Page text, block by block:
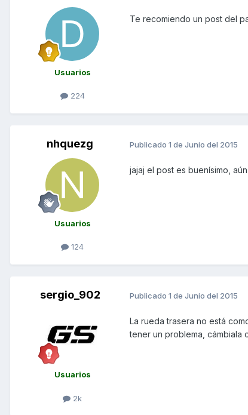
Usuarios
224
Te recomiendo un post del
nhquezg
Usuarios
124
Publicado 1 de Junio del 2015
jajaj el post es buenísimo,
sergio_902
Usuarios
2k
Publicado 1 de Junio del 2015
La rueda trasera no está
tener un problema, cámbiala